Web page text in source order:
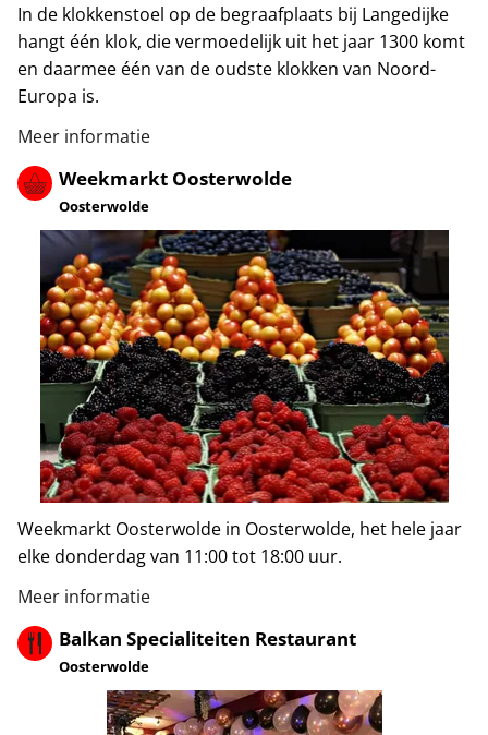
In de klokkenstoel op de begraafplaats bij Langedijke
hangt één klok, die vermoedelijk uit het jaar 1300 komt
en daarmee één van de oudste klokken van Noord-
Europa is.
Meer informatie
Weekmarkt Oosterwolde
Oosterwolde
Weekmarkt Oosterwolde in Oosterwolde, het hele jaar
elke donderdag van 11:00 tot 18:00 uur.
Meer informatie
Balkan Specialiteiten Restaurant
Oosterwolde